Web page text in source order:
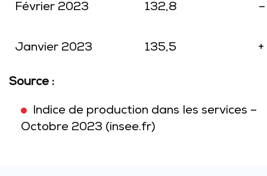
Février 2023 132,8
Janvier 2023 135,5
Source :
Indice de production dans les services –
Octobre 2023 (insee.fr)